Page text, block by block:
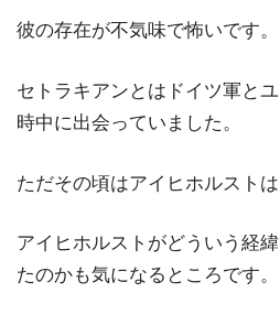
彼の存在が不気味で怖いです。
セトラキアンとはドイツ軍と
時中に出会っていました。
ただその頃はアイヒホルストは
アイヒホルストがどういう経
たのかも気になるところです。